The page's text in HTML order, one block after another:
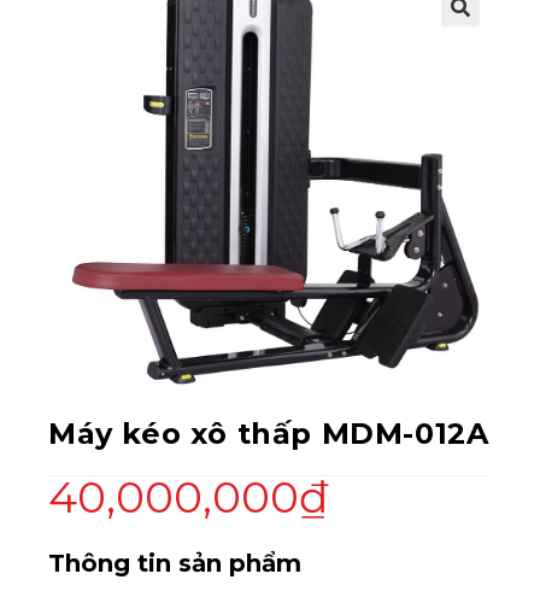
Máy kéo xô thấp MDM-012A
40,000,000₫
Thông tin sản phẩm